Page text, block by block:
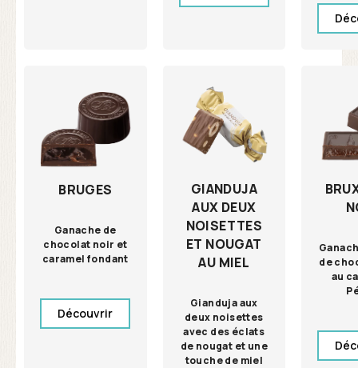
BRUGES
Ganache de
chocolat noir et
caramel fondant
Découvrir
GIANDUJA
AUX DEUX
NOISETTES
ET NOUGAT
AU MIEL
Gianduja aux
deux noisettes
avec des éclats
de nougat et une
touche de miel
de
au